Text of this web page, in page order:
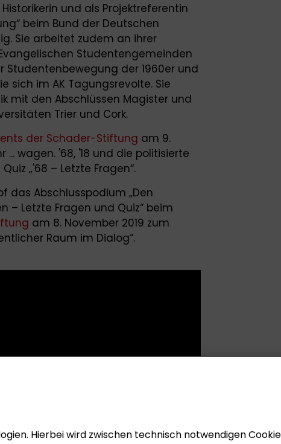
und als Projektreferentin
beim Bund der Deutschen
Sie arbeitet zudem an ihrer
Studentengemeinden
der 1960er und
sich im AK Tagungsrevolte. Sie
mit den Abschlüssen Magister und
Trier und Cork.
der Schader-Stiftung am 9.
... wagen. '68, '18 und die politisierte
„'68 – Letzte Fragen“.
das Abschlusspodium „Den
– Letzte Fragen und Quiz“ beim
am 8. November 2019 zum
Raum im Dialog“.
Hierbei wird zwischen technisch notwendigen